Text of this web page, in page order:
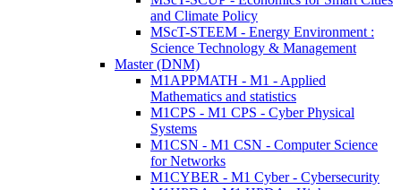
and Climate Policy
MScT-STEEM - Energy Environment :
Science Technology & Management
Master (DNM)
M1APPMATH - M1 - Applied
Mathematics and statistics
M1CPS - M1 CPS - Cyber Physical
Systems
M1CSN - M1 CSN - Computer Science
for Networks
M1CYBER - M1 Cyber - Cybersecurity